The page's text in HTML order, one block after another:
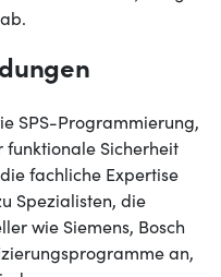
SPS-Programmierung,
funktionale Sicherheit
fachliche Expertise
Spezialisten, die
wie Siemens, Bosch
an,